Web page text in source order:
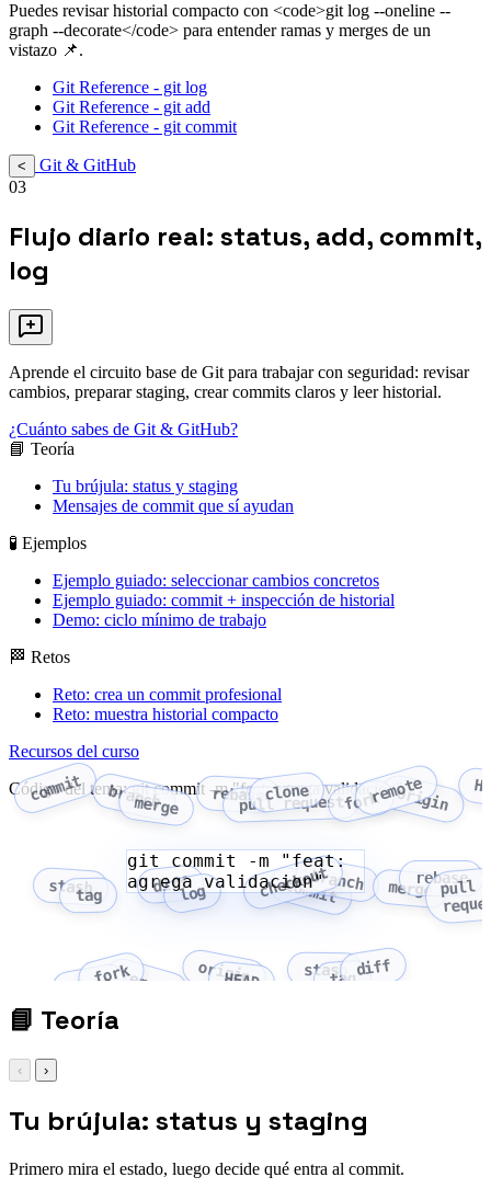
Puedes revisar historial compacto con <code>git log --oneline --
graph --decorate</code> para entender ramas y merges de un
vistazo 📌.
Git Reference - git log
Git Reference - git add
Git Reference - git commit
<
Git & GitHub
03
Flujo diario real: status, add, commit,
log
Aprende el circuito base de Git para trabajar con seguridad: revisar
cambios, preparar staging, crear commits claros y leer historial.
¿Cuánto sabes de Git & GitHub?
📘 Teoría
Tu brújula: status y staging
Mensajes de commit que sí ayudan
🧪 Ejemplos
Ejemplo guiado: seleccionar cambios concretos
Ejemplo guiado: commit + inspección de historial
Demo: ciclo mínimo de trabajo
🏁 Retos
Reto: crea un commit profesional
Reto: muestra historial compacto
Recursos del curso
Código del tema: git commit -m "feat: agrega validacion"
commit branch
merge rebasepull request
clone forkremoteorigin
stash
tag
difflog checkout
commitbranch merge
rebase
pull
cloneforkremote origin
HEAD
stashtagdiff
git commit -m "feat:
agrega validacion"
📘 Teoría
‹ ›
Tu brújula: status y staging
Primero mira el estado, luego decide qué entra al commit.